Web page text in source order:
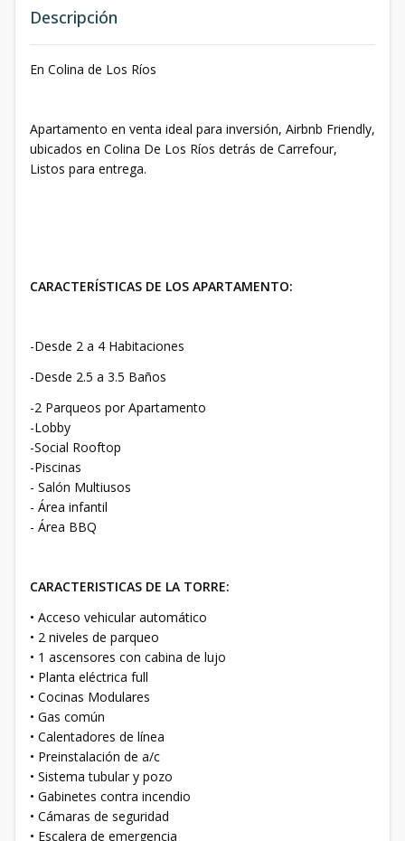
Descripción
En Colina de Los Ríos
Apartamento en venta ideal para inversión, Airbnb Friendly,
ubicados en Colina De Los Ríos detrás de Carrefour,
Listos para entrega.
CARACTERÍSTICAS DE LOS APARTAMENTO:
-Desde 2 a 4 Habitaciones
-Desde 2.5 a 3.5 Baños
-2 Parqueos por Apartamento
-Lobby
-Social Rooftop
-Piscinas
- Salón Multiusos
- Área infantil
- Área BBQ
CARACTERISTICAS DE LA TORRE:
• Acceso vehicular automático
• 2 niveles de parqueo
• 1 ascensores con cabina de lujo
• Planta eléctrica full
• Cocinas Modulares
• Gas común
• Calentadores de línea
• Preinstalación de a/c
• Sistema tubular y pozo
• Gabinetes contra incendio
• Cámaras de seguridad
• Escalera de emergencia